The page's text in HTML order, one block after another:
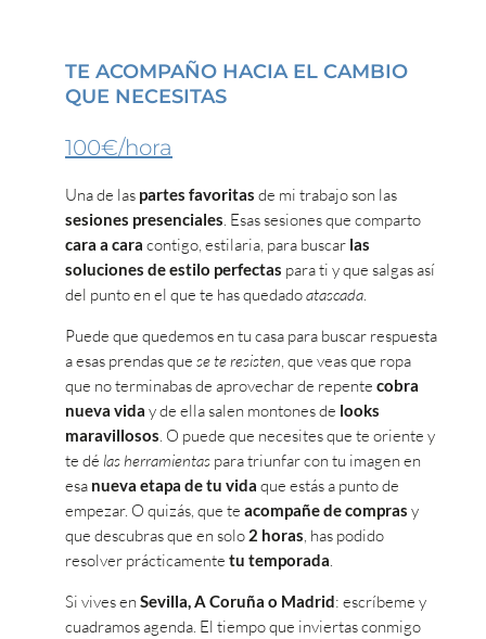
TE ACOMPAÑO HACIA EL CAMBIO
QUE NECESITAS
100€/hora
Una de las partes favoritas de mi trabajo son las
sesiones presenciales. Esas sesiones que comparto
cara a cara contigo, estilaria, para buscar las
soluciones de estilo perfectas para ti y que salgas así
del punto en el que te has quedadoatascada.
Puede que quedemos en tu casa para buscar respuesta
a esas prendas que se te resisten, que veas que ropa
que no terminabas de aprovechar de repente cobra
nueva vida y de ella salen montones de looks
maravillosos. O puede que necesites que te oriente y
te dé las herramientas para triunfar con tu imagen en
esa nueva etapa de tu vida que estás a punto de
empezar. O quizás, que te acompañe de compras y
que descubras que en solo 2 horas, has podido
resolver prácticamente tu temporada.
Si vives en Sevilla, A Coruña o Madrid: escríbeme y
cuadramos agenda. El tiempo que inviertas conmigo